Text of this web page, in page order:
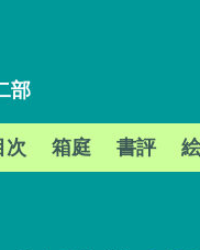
部
次 箱庭 書評